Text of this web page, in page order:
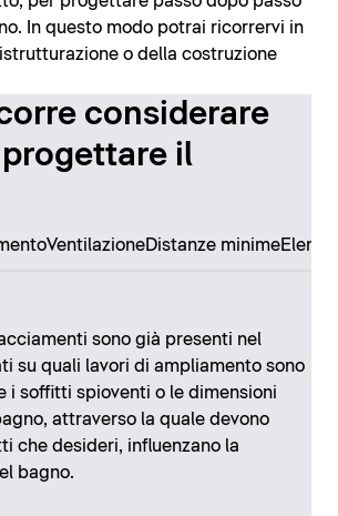
In questo modo potrai ricorrervi in
o della costruzione
considerare
il
VentilazioneDistanze minime
sono già presenti nel
su quali lavori di ampliamento sono
i soffitti spioventi o le dimensioni
attraverso la quale devono
che desideri, influenzano la
bagno.